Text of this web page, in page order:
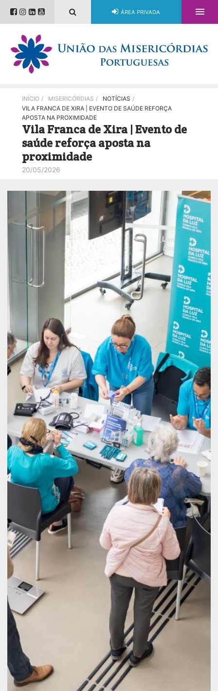
ÁREA PRIVADA 
INÍCIO / MISERICÓRDIAS / NOTÍCIAS /
VILA FRANCA DE XIRA | EVENTO DE SAÚDE REFORÇA
APOSTA NA PROXIMIDADE
Vila Franca de Xira | Evento de
saúde reforça aposta na
proximidade
20/05/2026